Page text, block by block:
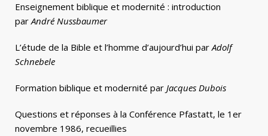
Enseignement biblique et modernité : introduction
parAndré Nussbaumer
L’étude de la Bible et l’homme d’aujourd’hui parAdolf
Schnebele
Formation biblique et modernité par Jacques Dubois
Questions et réponses à la Conférence Pfastatt, le 1er
novembre 1986, recueillies